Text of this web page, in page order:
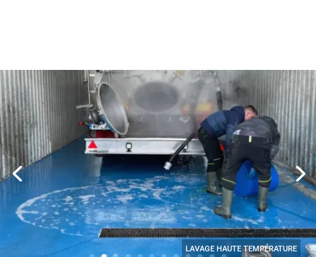
LAVAGE HAUTE TEMPÉRATURE
CONDUCTEUR DISSIPATIF